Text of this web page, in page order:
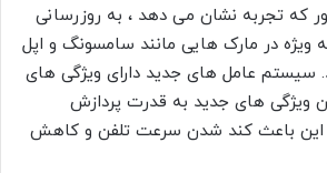
که تجربه نشان می دهد ، به روزرسانی
در مارک هایی مانند سامسونگ و اپل
سیستم عامل های جدید دارای ویژگی های
ویژگی های جدید به قدرت پردازش
این باعث کند شدن سرعت تلفن و کاهش